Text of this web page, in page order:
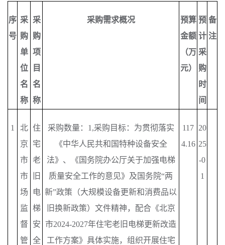
序
号
采
购
单
位
名
称
采
购
项
目
名
称
采购需求概况
预算
金额
（万
元）
预
计
采
购
时
间
备
注
1
北
京
市
市
场
监
督
管
住
宅
老
旧
电
梯
安
全
采购数量： 1,采购目标：为贯彻落实
《中华人民共和国特种设备安全
法》、《国务院办公厅关于加强电梯
质量安全工作的意见》及国务院“两
新”政策（大规模设备更新和消费品以
旧换新政策）文件精神，配合《北京
市2024-2027年住宅老旧电梯更新改造
工作方案》具体实施，组织开展住宅
117
4.16
20
25
-0
1